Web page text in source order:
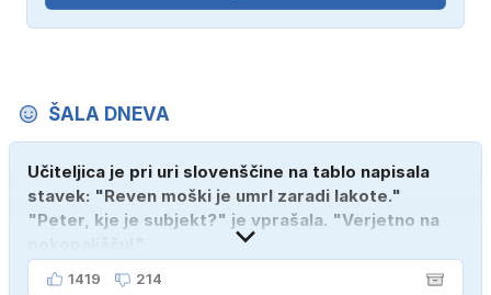
ŠALA DNEVA
Učiteljica je pri uri slovenščine na tablo napisala
stavek: "Reven moški je umrl zaradi lakote."
"Peter, kje je subjekt?" je vprašala. "Verjetno na
1419 214